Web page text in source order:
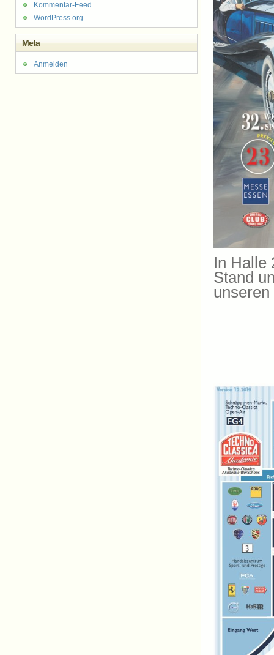
In Halle
Stand
Kommentar-Feed
WordPress.org
Meta
Anmelden